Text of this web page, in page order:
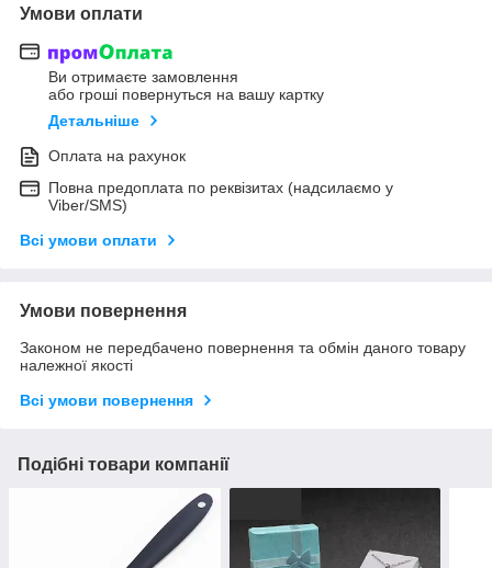
Умови оплати
Ви отримаєте замовлення
або гроші повернуться на вашу картку
Детальніше
Оплата на рахунок
Повна предоплата по реквізитах (надсилаємо у
Viber/SMS)
Всі умови оплати
Умови повернення
Законом не передбачено повернення та обмін даного товару
належної якості
Всі умови повернення
Подібні товари компанії